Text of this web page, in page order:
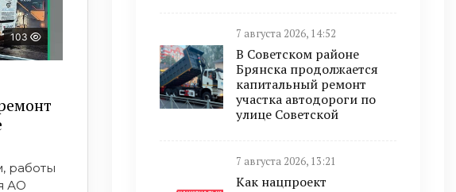
103
работы
АО
7 августа 2026, 14:52
В Советском районе
Брянска продолжается
капитальный ремонт
участка автодороги по
улице Советской
7 августа 2026, 13:21
Как нацпроект